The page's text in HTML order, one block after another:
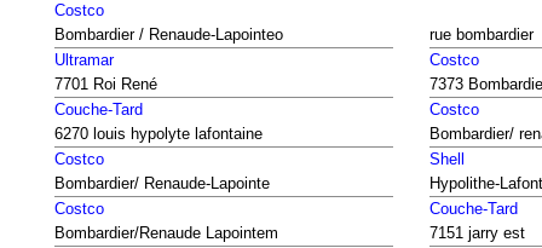
Costco
Bombardier / Renaude-Lapointeo
rue bombardier
Ultramar
7701 Roi René
Costco
7373
Couche-Tard
6270 louis hypolyte lafontaine
Costco
Bombardier/
Costco
Bombardier/ Renaude-Lapointe
Shell
Hypolithe-
Costco
Bombardier/Renaude Lapointem
Couche-Tard
7151 jarry est